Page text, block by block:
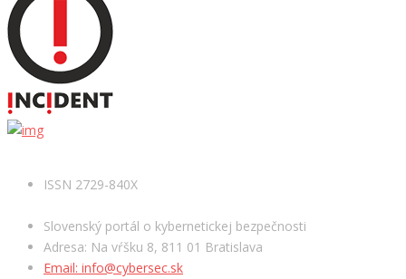
ISSN 2729-840X
Slovenský portál o kybernetickej bezpečnosti
Adresa: Na vŕšku 8, 811 01 Bratislava
Email: info@cybersec.sk